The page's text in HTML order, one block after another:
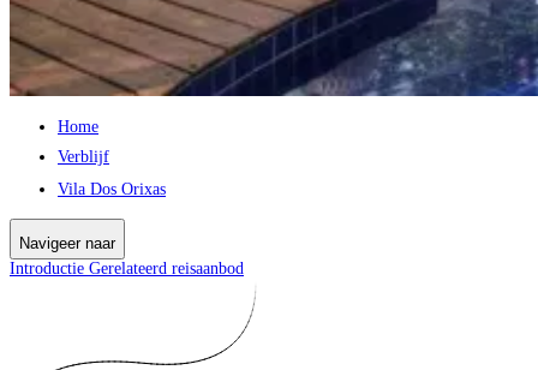
Home
Verblijf
Vila Dos Orixas
Navigeer naar
Introductie Gerelateerd reisaanbod